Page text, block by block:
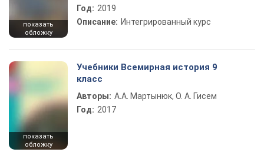
показать
обложку
Год: 2019
Описание: Интегрированный курс
показать
обложку
Учебники Всемирная история 9
класс
Авторы: А.А. Мартынюк, О. А. Гисем
Год: 2017